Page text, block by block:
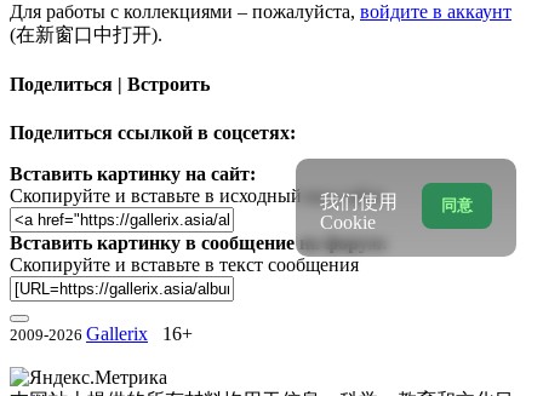
Для работы с коллекциями – пожалуйста, войдите в аккаунт
(在新窗口中打开).
Поделиться | Встроить
Поделиться ссылкой в соцсетях:
Вставить картинку на сайт:
Скопируйте и вставьте в исходный код сайта
Вставить картинку в сообщение на форум:
Скопируйте и вставьте в текст сообщения
2009-2026 Gallerix 16+
同意
我们使用
Cookie